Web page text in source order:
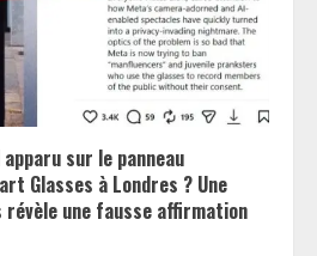
sur le panneau
Glasses à Londres ? Une
une fausse affirmation